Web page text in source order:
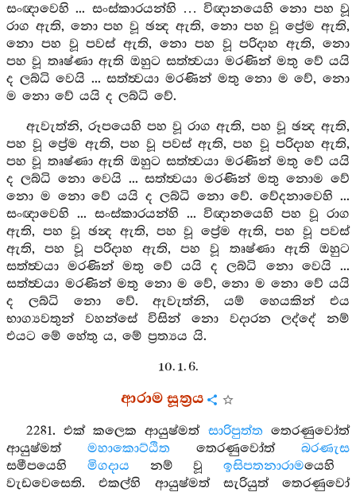
සංඥාවෙහි ... සංස්කාරයන්හි … විඥානයෙහි නො පහ වූ
රාග ඇති, නො පහ වූ ඡන්‍ද ඇති, නො පහ වූ ප්‍රේම ඇති,
නො පහ වූ පවස් ඇති, නො පහ වූ පරිදාහ ඇති, නො
පහ වූ තෘෂ්ණා ඇති ඔහුට සත්ත්‍වයා මරණින් මතු වේ යයි
ද ලබ්ධි වෙයි ... සත්ත්‍වයා මරණින් මතු නො ම වේ, නො
ම නො වේ යයි ද ලබ්ධි වේ.
ඇවැත්නි, රූපයෙහි පහ වූ රාග ඇති, පහ වූ ඡන්‍ද ඇති,
පහ වූ ප්‍රේම ඇති, පහ වූ පවස් ඇති, පහ වූ පරිදාහ ඇති,
පහ වූ තෘෂ්ණා ඇති ඔහුට සත්ත්‍වයා මරණින් මතු වේ යයි
ද ලබ්ධි නො වෙයි ... සත්ත්‍වයා මරණින් මතු නොම වේ
නො ම නො වේ යයි ද ලබ්ධි නො වේ. වේදනාවෙහි ...
සංඥාවෙහි ... සංස්කාරයන්හි ... විඥානයෙහි පහ වූ රාග
ඇති, පහ වූ ඡන්‍ද ඇති, පහ වූ ප්‍රේම ඇති, පහ වූ පවස්
ඇති, පහ වූ පරිදාහ ඇති, පහ වූ තෘෂ්ණා ඇති ඔහුට
සත්ත්‍වයා මරණින් මතු වේ යයි ද ලබ්ධි නො වෙයි ...
සත්ත්‍වයා මරණින් මතු නො ම වේ, නො ම නො වේ යයි
ද ලබ්ධි නො වේ. ඇවැත්නි, යම් හෙයකින් එය
භාග්‍යවතුන් වහන්සේ විසින් නො වදාරන ලද්දේ නම්
එයට මේ හේතු ය, මේ ප්‍රත්‍යය යි.
10. 1. 6.
ආරාම සූත්‍රය
2281. එක් කලෙක ආයුෂ්මත් සාරිපුත්ත තෙරණුවෝත්
ආයුෂ්මත් මහාකොට්ඨිත තෙරණුවෝත් බරණැස
සමීපයෙහි මිගදාය නම් වූඉසිපතනාරාමයෙහි
වැඩවෙසෙති. එකල්හි ආයුෂ්මත් සැරියුත් තෙරණුවෝ